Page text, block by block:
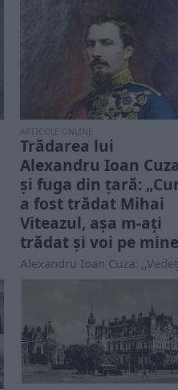
ARTICOLE ONLINE
Trădarea lui
Alexandru Ioan Cuza
și fuga din țară:
a fost trădat Mihai
Viteazul, așa m-ați
trădat și voi pe
Alexandru Ioan Cuza:
voi, cum a fost trădat acest